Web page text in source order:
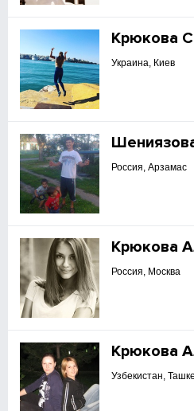
Крюкова
Украина, Киев
Россия, Арзамас
Крюкова
Россия, Москва
Крюкова
Узбекистан,